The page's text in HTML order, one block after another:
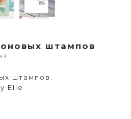
штампов
штампов.
Elle